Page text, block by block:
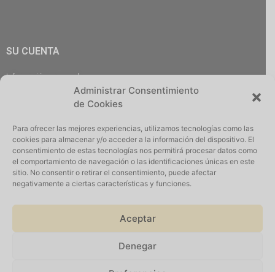
Administrar Consentimiento
de Cookies
Para ofrecer las mejores experiencias, utilizamos tecnologías como las
cookies para almacenar y/o acceder a la información del dispositivo. El
consentimiento de estas tecnologías nos permitirá procesar datos como
el comportamiento de navegación o las identificaciones únicas en este
sitio. No consentir o retirar el consentimiento, puede afectar
negativamente a ciertas características y funciones.
Aceptar
Denegar
SU CUENTA
Información personal
Cerrar Sesión
Iniciar Sesión
Suscribirse